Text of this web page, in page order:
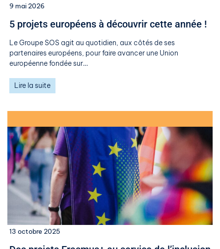
9 mai 2026
5 projets européens à découvrir cette année !
Le Groupe SOS agit au quotidien, aux côtés de ses
partenaires européens, pour faire avancer une Union
européenne fondée sur…
Lire la suite
13 octobre 2025